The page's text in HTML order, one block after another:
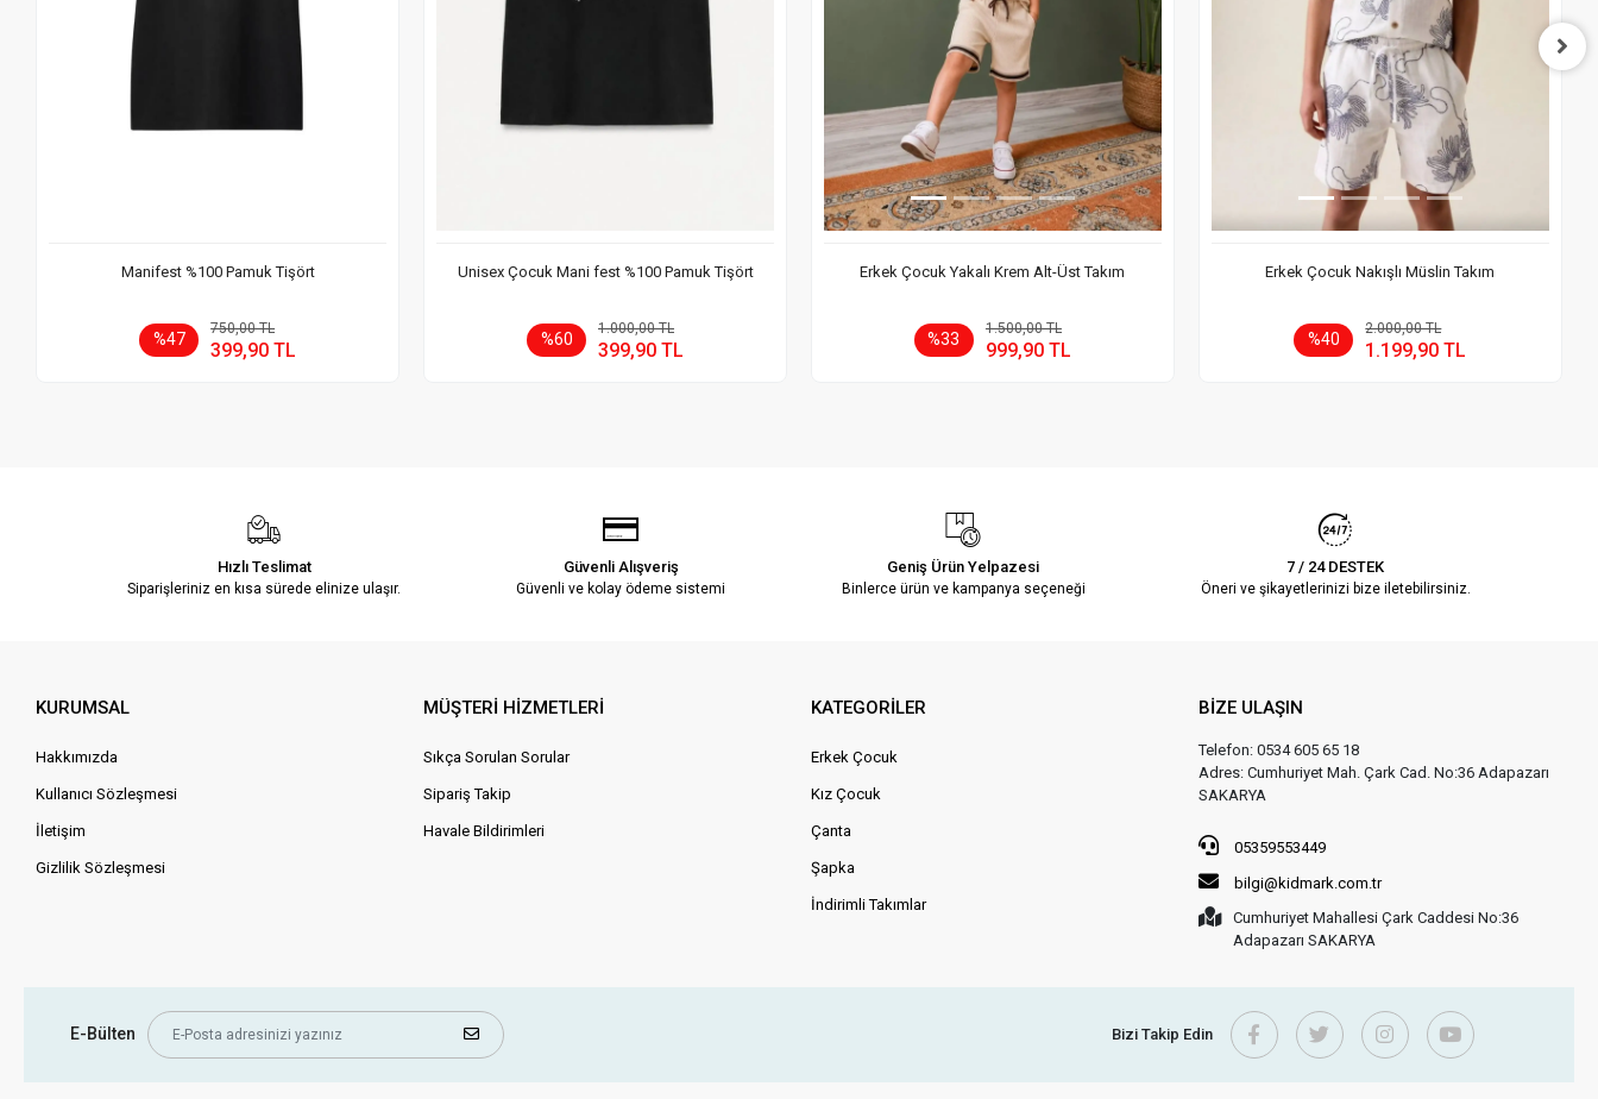
Manifest %100 Pamuk Tişört
%47
750,00 TL
399,90 TL
Sepete Ekle
Unisex Çocuk Mani fest %100 Pamuk Tişört
%60
1.000,00 TL
399,90 TL
Sepete Ekle
Erkek Çocuk Yakalı Krem Alt-Üst Takım
%33
1.500,00 TL
999,90 TL
Sepete Ekle
Erkek Çocuk Nakışlı Müslin Takım
%40
2.000,00 TL
1.199,90 TL
Sepete Ekle
Hızlı Teslimat
Siparişleriniz en kısa sürede elinize ulaşır.
Güvenli Alışveriş
Güvenli ve kolay ödeme sistemi
Geniş Ürün Yelpazesi
Binlerce ürün ve kampanya seçeneği
7 / 24 DESTEK
Öneri ve şikayetlerinizi bize iletebilirsiniz.
KURUMSAL
Hakkımızda
Kullanıcı Sözleşmesi
İletişim
Gizlilik Sözleşmesi
MÜŞTERİ HİZMETLERİ
Sıkça Sorulan Sorular
Sipariş Takip
Havale Bildirimleri
KATEGORİLER
Erkek Çocuk
Kız Çocuk
Çanta
Şapka
İndirimli Takımlar
BİZE ULAŞIN
Telefon: 0534 605 65 18
Adres: Cumhuriyet Mah. Çark Cad. No:36 Adapazarı
SAKARYA
05359553449
bilgi@kidmark.com.tr
Cumhuriyet Mahallesi Çark Caddesi No:36
Adapazarı SAKARYA
E-Bülten Bizi Takip Edin